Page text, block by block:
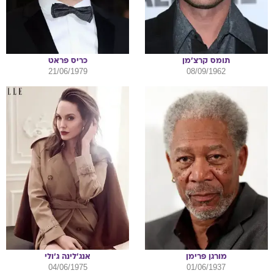
תומס קרצ'מן
08/09/1962
כריס פראט
21/06/1979
מורגן פרימן
01/06/1937
אנג'לינה ג'ולי
04/06/1975